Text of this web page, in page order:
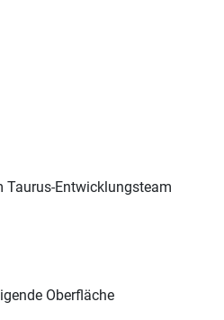
Taurus-Entwicklungsteam
Oberfläche